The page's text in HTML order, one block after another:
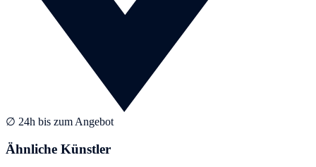
∅ 24h bis zum Angebot
Ähnliche Künstler